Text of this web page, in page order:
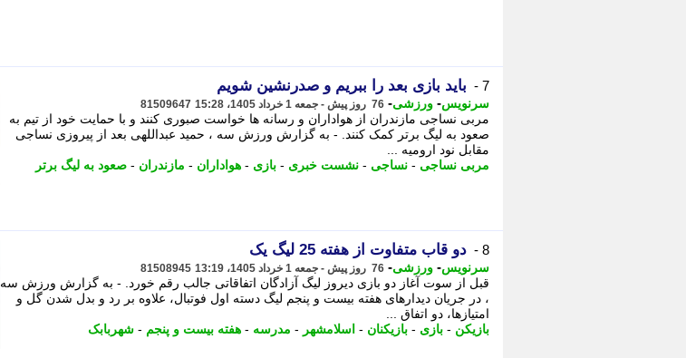
7 - باید بازی بعد را ببریم و صدرنشین شویم
سرنویس- ورزشی- 76 روز پیش - جمعه 1 خرداد 1405، 15:28 81509647
مربی نساجی مازندران از هواداران و رسانه ها خواست صبوری کنند و با حمایت خود از تیم به
صعود به لیگ برتر کمک کنند. - به گزارش ورزش سه ، حمید عبداللهی بعد از پیروزی نساجی
مقابل نود ارومیه ...
مربی نساجی - نساجی - نشست خبری - بازی - هواداران - مازندران - صعود به لیگ برتر
8 - دو قاب متفاوت از هفته 25 لیگ یک
سرنویس- ورزشی- 76 روز پیش - جمعه 1 خرداد 1405، 13:19 81508945
قبل از سوت آغاز دو بازی دیروز لیگ آزادگان اتفاقاتی جالب رقم خورد. - به گزارش ورزش سه
، در جریان دیدارهای هفته بیست و پنجم لیگ دسته اول فوتبال، علاوه بر رد و بدل شدن گل و
امتیازها، دو اتفاق ...
بازیکن - بازی - بازیکنان - اسلامشهر - مدرسه - هفته بیست و پنجم - شهربابک